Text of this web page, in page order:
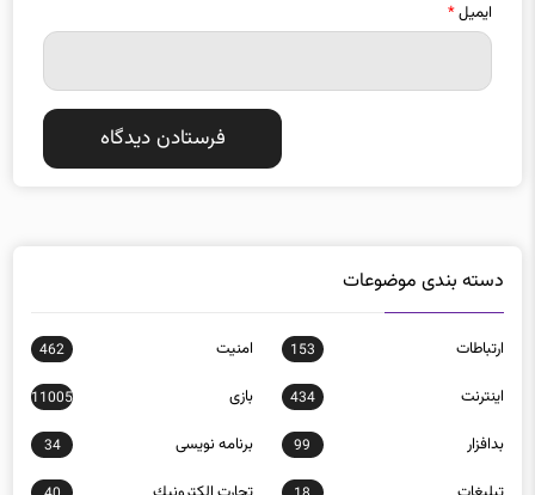
ارتباطات
اينترنت 434 بازی 11005
بدافزار 99 برنامه نويسی 34
تبلیغات 18 تجارت الكترونيك 40